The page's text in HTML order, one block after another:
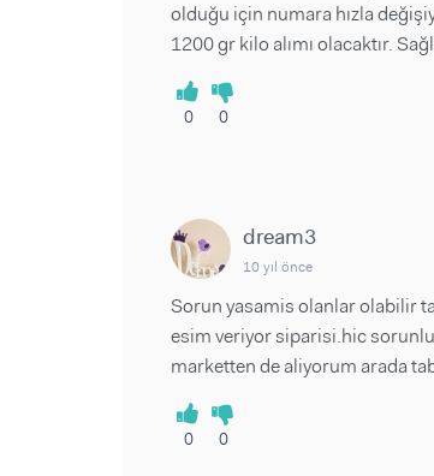
olduğu için numara hızla
1200 gr kilo alımı olacaktır.
0 0
dream3
10 yıl önce
Sorun yasamis olanlar olabilir
esim veriyor siparisi.hic
marketten de aliyorum arada
0 0